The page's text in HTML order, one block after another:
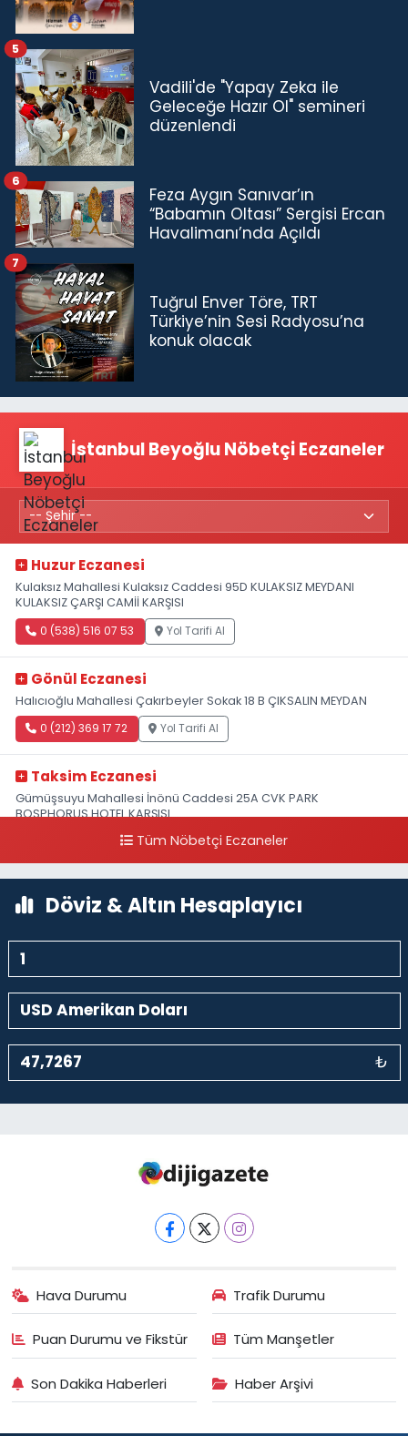
Vadili'de "Yapay Zeka ile
Geleceğe Hazır Ol" semineri
düzenlendi
5
Feza Aygın Sanıvar’ın
“Babamın Oltası” Sergisi Ercan
Havalimanı’nda Açıldı
6
Tuğrul Enver Töre, TRT
Türkiye’nin Sesi Radyosu’na
konuk olacak
7
İstanbul Beyoğlu Nöbetçi Eczaneler
Huzur Eczanesi
Kulaksız Mahallesi Kulaksız Caddesi 95D KULAKSIZ MEYDANI
KULAKSIZ ÇARŞI CAMİİ KARŞISI
0 (538) 516 07 53 Yol Tarifi Al
Gönül Eczanesi
Halıcıoğlu Mahallesi Çakırbeyler Sokak 18 B ÇIKSALIN MEYDAN
0 (212) 369 17 72 Yol Tarifi Al
Taksim Eczanesi
Gümüşsuyu Mahallesi İnönü Caddesi 25A CVK PARK
BOSPHORUS HOTEL KARŞISI
0 (212) 249 50 99 Yol Tarifi Al
Tüm Nöbetçi Eczaneler
Döviz & Altın Hesaplayıcı
₺
Hava Durumu Trafik Durumu
Puan Durumu ve Fikstür Tüm Manşetler
Son Dakika Haberleri Haber Arşivi